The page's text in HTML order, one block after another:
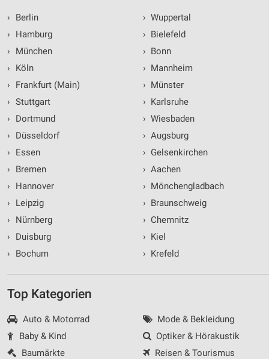
›
Berlin
›
Hamburg
›
München
›
Köln
›
Frankfurt (Main)
› Stuttgart
›
Dortmund
›
Düsseldorf
›
Essen
›
Bremen
›
Hannover
›
Leipzig
›
Nürnberg
›
Duisburg
›
Bochum
› Wuppertal
› Bielefeld
› Bonn
› Mannheim
› Münster
› Karlsruhe
› Wiesbaden
› Augsburg
› Gelsenkirchen
› Aachen
› Mönchengladbach
› Braunschweig
› Chemnitz
› Kiel
› Krefeld
Top Kategorien
Auto & Motorrad
Baby & Kind
Baumärkte
Mode & Bekleidung
Optiker & Hörakustik
Reisen & Tourismus